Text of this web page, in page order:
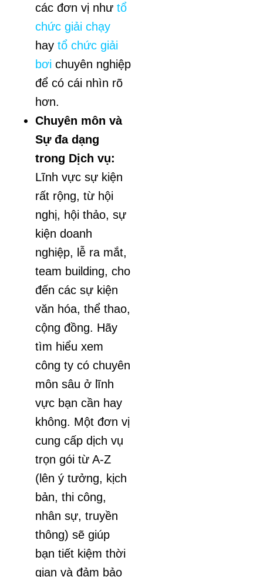
các đơn vị như tổ
chức giải chạy
hay tổ chức giải
bơi chuyên nghiệp
để có cái nhìn rõ
hơn.
Chuyên môn và
Sự đa dạng
trong Dịch vụ:
Lĩnh vực sự kiện
rất rộng, từ hội
nghị, hội thảo, sự
kiện doanh
nghiệp, lễ ra mắt,
team building, cho
đến các sự kiện
văn hóa, thể thao,
cộng đồng. Hãy
tìm hiểu xem
công ty có chuyên
môn sâu ở lĩnh
vực bạn cần hay
không. Một đơn vị
cung cấp dịch vụ
trọn gói từ A-Z
(lên ý tưởng, kịch
bản, thi công,
nhân sự, truyền
thông) sẽ giúp
bạn tiết kiệm thời
gian và đảm bảo